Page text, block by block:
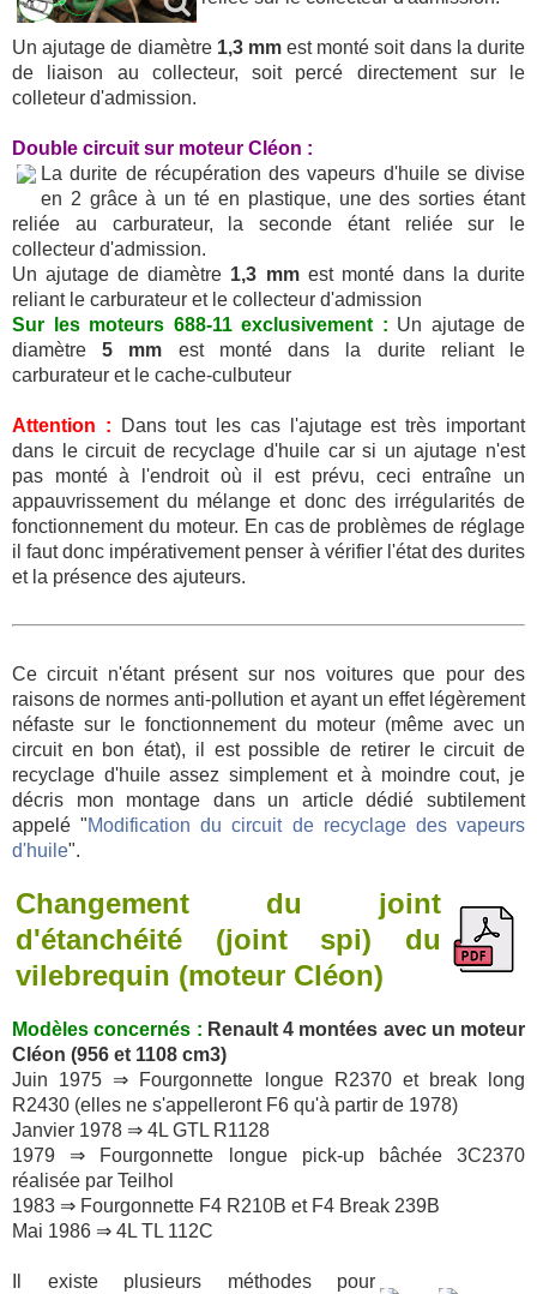
Un ajutage de diamètre 1,3 mmest monté soit dans la durite
de liaison au collecteur, soit percé directement sur le
colleteur d'admission.
Double circuit sur moteur Cléon :
La durite de récupération des vapeurs d'huile se divise
en 2 grâce à un té en plastique, une des sorties étant
reliée au carburateur, la seconde étant reliée sur le
collecteur d'admission.
Un ajutage de diamètre 1,3 mmest monté dans la durite
reliant le carburateur et le collecteur d'admission
Sur les moteurs 688-11 exclusivement : Un ajutage de
diamètre5 mm est monté dans la durite reliant le
carburateur et le cache-culbuteur
Attention :
Dans tout les cas l'ajutage est très important
dans le circuit de recyclage d'huile car si un ajutage n'est
pas monté à l'endroit où il est prévu, ceci entraîne un
appauvrissement du mélange et donc des irrégularités de
fonctionnement du moteur. En cas de problèmes de réglage
il faut donc impérativement penser à vérifier l'état des durites
et la présence des ajuteurs.
Ce circuit n'étant présent sur nos voitures que pour des
raisons de normes anti-pollution et ayant un effet légèrement
néfaste sur le fonctionnement du moteur (même avec un
circuit en bon état), il est possible de retirer le circuit de
recyclage d'huile assez simplement et à moindre cout, je
décris mon montage dans un article dédié subtilement
appelé "Modification du circuit de recyclage des vapeurs
d'huile".
Changement du joint
d'étanchéité (joint spi) du
vilebrequin (moteur Cléon)
Modèles concernés : Renault 4 montées avec un moteur
Cléon (956 et 1108 cm3)
Juin 1975 ⇒ Fourgonnette longue R2370 et break long
R2430 (elles ne s'appelleront F6 qu'à partir de 1978)
Janvier 1978 ⇒ 4L GTL R1128
1979 ⇒ Fourgonnette longue pick-up bâchée 3C2370
réalisée par Teilhol
1983 ⇒ Fourgonnette F4 R210B et F4 Break 239B
Mai 1986 ⇒ 4L TL 112C
Il existe plusieurs méthodes pour